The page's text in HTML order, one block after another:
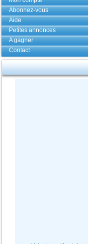
Abonnez-vous
Aide
Petites annonces
A gagner
Contact